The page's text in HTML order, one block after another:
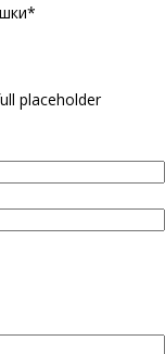
placeholder